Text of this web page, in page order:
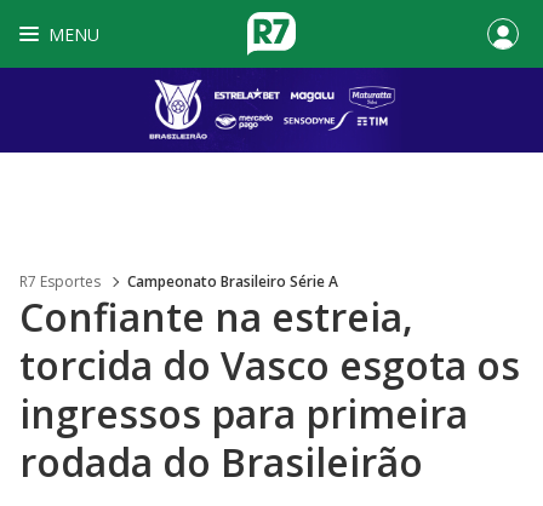
MENU
R7 Esportes Campeonato Brasileiro Série A
Confiante na estreia,
torcida do Vasco esgota os
ingressos para primeira
rodada do Brasileirão